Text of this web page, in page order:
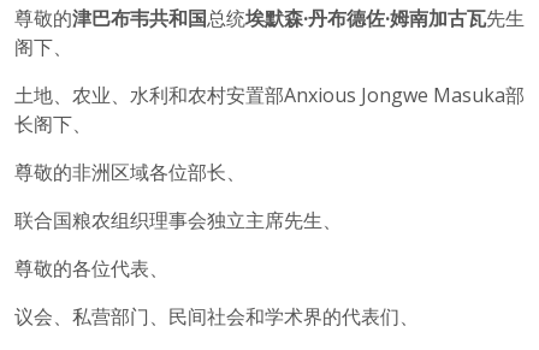
尊敬的津巴布韦共和国总统埃默森·丹布德佐·姆南加古瓦先生
阁下、
土地、农业、水利和农村安置部Anxious Jongwe Masuka部
长阁下、
尊敬的非洲区域各位部长、
联合国粮农组织理事会独立主席先生、
尊敬的各位代表、
议会、私营部门、民间社会和学术界的代表们、